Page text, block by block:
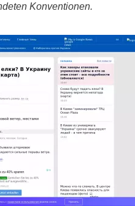
Konventionen.